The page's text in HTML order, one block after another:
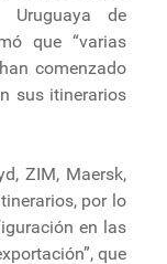
Uruguaya de
que “varias
comenzado
sus itinerarios
ZIM, Maersk,
por lo
en las
que